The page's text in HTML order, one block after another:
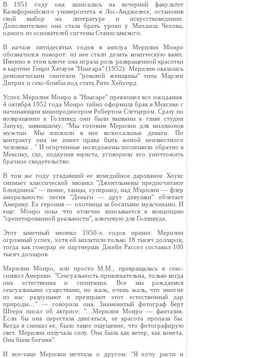
В 1951 году она записалась на вечерний факультет
Калифорнийского университета в Лос-Анджелесе, остановив
свой выбор на литературе и искусствоведении.
Дополнительно она стала брать уроки у Михаила Чехова,
одного из основателей системы Станиславского.
В начале пятидесятых годов в амплуа Мерилин Монро
обозначился поворот: из нее стали делать комическую вамп.
Именно в этом ключе она играла роль развращенной красотки
в картине Генри Хатауэя "Ниагара" (1952). Мерилин оказалась
демоническим синтезом "роковой женщины" типа Марлен
Дитрих и секс-бомбы под стать Рите Хейуорд.
Успех Мерилин Монро в "Ниагаре" превзошел все ожидания.
4 октября 1952 года Монро тайно оформила брак в Мексике с
начинающим кинопродюсером Робертом Слетцером. Сразу по
возвращении в Голливуд они были вызваны к главе студии
Зануку, заявившему: "Мы готовим Мерилин для миллионов
мужчин. Мы вложили в нее колоссальные деньги. По
контракту она не имеет права быть женой неизвестного
человека…" И огорченные молодожены поспешили обратно в
Мексику, где, подкупив юриста, уговорили его уничтожить
брачное свидетельство.
В том же году угадавший ее комедийное дарование Хоукс
снимает классический мюзикл "Джентльмены предпочитают
блондинок" — пение, танцы, супершоу, над Мэрилин — флер
аморальности: песня "Деньги — друг девушки" облетает
Америку. Ее героиня — охотница за богатыми мужчинами. И
еще: Монро пока что отлично вписывается в концепцию
"срепетированной реальности", ключевую для Голливуда.
Этот заметный мюзикл 1950-х годов принес Мерилин
огромный успех, хотя ей заплатили только 18 тысяч долларов,
тогда как гонорар ее партнерши Джейн Рассел составил 100
тысяч долларов.
Мерилин Монро, или просто М.М., превращалась в секс-
символ Америки. "Сексуальность привлекательна, только когда
она естественна и спонтанна. Все мы рождаемся
сексуальными существами, но жаль, очень жаль, что многие
из нас разрушают и презирают этот естественный дар
природы…" — говорила она. Знаменитый фотограф Берт
Штерн писал об актрисе: "…Мерилин Монро — фантазия.
Если бы она перестала двигаться, ее красота пропала бы.
Когда я снимал ее, было такое ощущение, что фотографирую
свет. Мерилин излучала силу. Она была как ветер, как комета.
Она была богиня".
И все-таки Мерилин мечтала о другом: "Я хочу расти и